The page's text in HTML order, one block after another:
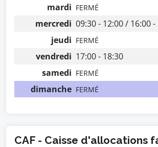
mardi FERMÉ
mercredi 09:30 - 12:00 / 16:00 -
jeudi FERMÉ
vendredi 17:00 - 18:30
samedi FERMÉ
dimanche FERMÉ
CAF - Caisse d'allocations